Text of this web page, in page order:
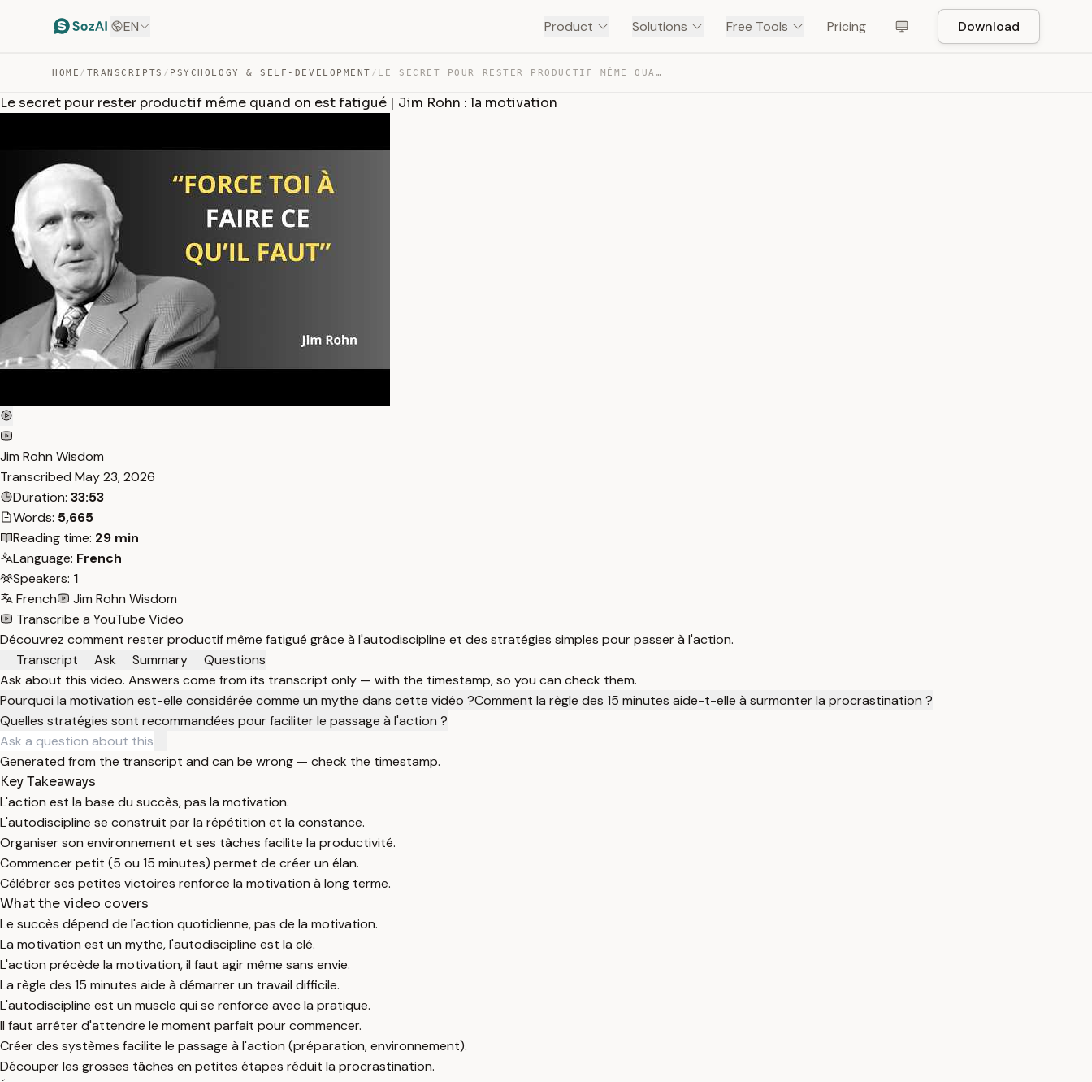
EN Product Solutions Free Tools Pricing Download
HOME / TRANSCRIPTS / PSYCHOLOGY & SELF-DEVELOPMENT / LE SECRET POUR RESTER PRODUCTIF MÊME QUAND ON EST FATIG… — TRANSCRIPT
Le secret pour rester productif même quand on est fatigué | Jim Rohn : la motivation
Jim Rohn Wisdom
Transcribed May 23, 2026
Duration: 33:53
Words: 5,665
Reading time: 29 min
Language: French
Speakers: 1
French
Jim Rohn Wisdom
Transcribe a YouTube Video
Découvrez comment rester productif même fatigué grâce à l'autodiscipline et des stratégies simples pour passer à l'action.
Transcript
Ask Summary
Questions
Ask about this video. Answers come from its transcript only — with the timestamp, so you can check them.
Pourquoi la motivation est-elle considérée comme un mythe dans cette vidéo ?Comment la règle des 15 minutes aide-t-elle à surmonter la procrastination ?
Quelles stratégies sont recommandées pour faciliter le passage à l'action ?
Generated from the transcript and can be wrong — check the timestamp.
Key Takeaways
L'action est la base du succès, pas la motivation.
L'autodiscipline se construit par la répétition et la constance.
Organiser son environnement et ses tâches facilite la productivité.
Commencer petit (5 ou 15 minutes) permet de créer un élan.
Célébrer ses petites victoires renforce la motivation à long terme.
What the video covers
Le succès dépend de l'action quotidienne, pas de la motivation.
La motivation est un mythe, l'autodiscipline est la clé.
L'action précède la motivation, il faut agir même sans envie.
La règle des 15 minutes aide à démarrer un travail difficile.
L'autodiscipline est un muscle qui se renforce avec la pratique.
Il faut arrêter d'attendre le moment parfait pour commencer.
Créer des systèmes facilite le passage à l'action (préparation, environnement).
Découper les grosses tâches en petites étapes réduit la procrastination.